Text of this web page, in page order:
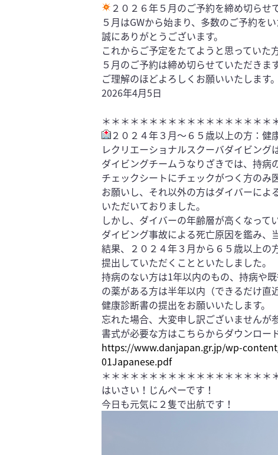
２０２６年５月のご予約を締め切らせ
５月はGWから始まり、多数のご予約をい
誠にありがとうございます。
これからご予定をたてようと思っていた
５月のご予約は締め切らせていただきます
ご理解のほどよろしくお願いいたします。
2026年4月5日
＊＊＊＊＊＊＊＊＊＊＊＊＊＊＊＊＊
２０２４年３月～６５歳以上の方：健
レクリエーショナルスクーバダイビング
ダイビングチームうなりざきでは、持病
チェックシートにチェックがつく方のみ
お願いし、それ以外の方はダイバーによ
いただいておりました。
しかし、ダイバーの年齢層が高くなって
ダイビング事故による死亡原因を鑑み、
結果、２０２４年３月から６５歳以上の
提出していただくことといたしました。
持病のない方は1年以内のもの、持病や
の薬がある方は半年以内（できるだけ直
健康診断書の提出をお願いいたします。
忘れた場合、大変申し訳ございませんが
書式が必要な方はこちらからダウンロー
https://www.danjapan.gr.jp/wp-
01Japanese.pdf
＊＊＊＊＊＊＊＊＊＊＊＊＊＊＊＊＊＊
はいさい！じんぺーです！
今日も元気に２隻で出航です！